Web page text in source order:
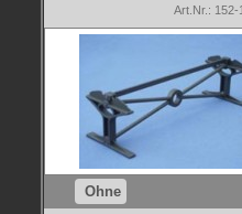
Art.Nr.: 152-
Ohne